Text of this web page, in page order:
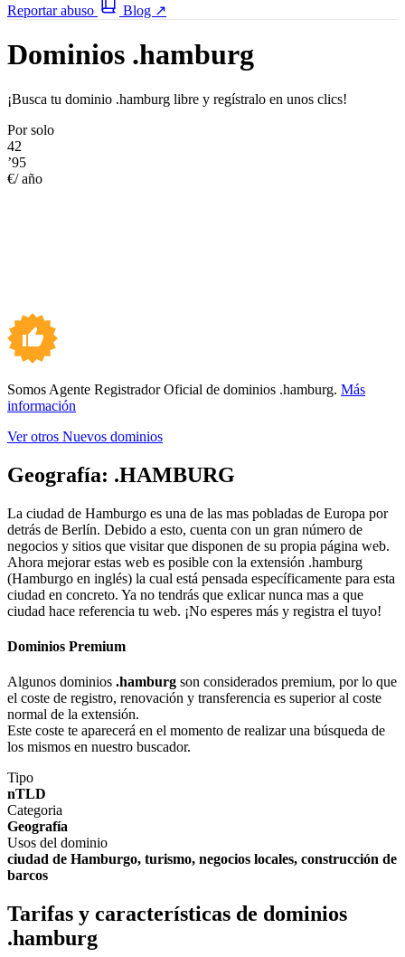
Reportar abuso
Blog ↗
Dominios .hamburg
¡Busca tu dominio .hamburg libre y regístralo en unos clics!
Por solo
42
’95
€/ año
Somos Agente Registrador Oficial de dominios .hamburg. Más
información
Ver otros Nuevos dominios
Geografía: .HAMBURG
La ciudad de Hamburgo es una de las mas pobladas de Europa por
detrás de Berlín. Debido a esto, cuenta con un gran número de
negocios y sitios que visitar que disponen de su propia página web.
Ahora mejorar estas web es posible con la extensión .hamburg
(Hamburgo en inglés) la cual está pensada específicamente para esta
ciudad en concreto. Ya no tendrás que exlicar nunca mas a que
ciudad hace referencia tu web. ¡No esperes más y registra el tuyo!
Dominios Premium
Algunos dominios .hamburg son considerados premium, por lo que
el coste de registro, renovación y transferencia es superior al coste
normal de la extensión.
Este coste te aparecerá en el momento de realizar una búsqueda de
los mismos en nuestro buscador.
Tipo
nTLD
Categoria
Geografía
Usos del dominio
ciudad de Hamburgo, turismo, negocios locales, construcción de
barcos
Tarifas y características de dominios
.hamburg